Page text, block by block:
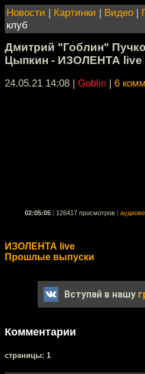
Новости | Картинки | Видео |
клуб
Дмитрий "Гоблин"
Цыпкин - ИЗОЛЕНТА live
24.05.21 14:08 | Goblin | 6
02:05:05 126417 просмотров
ИЗОЛЕНТА live
Прошлые выпуски
Вступай в нашу
Комментарии
cтраницы: 1